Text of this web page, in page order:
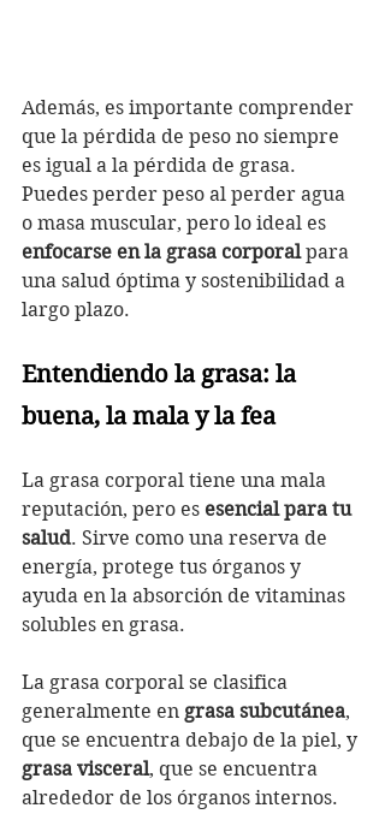
Además, es importante comprender
que la pérdida de peso no siempre
es igual a la pérdida de grasa.
Puedes perder peso al perder agua
o masa muscular, pero lo ideal es
enfocarse en la grasa corporal para
una salud óptima y sostenibilidad a
largo plazo.
Entendiendo la grasa: la
buena, la mala y la fea
La grasa corporal tiene una mala
reputación, pero es esencial para tu
salud. Sirve como una reserva de
energía, protege tus órganos y
ayuda en la absorción de vitaminas
solubles en grasa.
La grasa corporal se clasifica
generalmente en grasa subcutánea,
que se encuentra debajo de la piel, y
grasa visceral, que se encuentra
alrededor de los órganos internos.